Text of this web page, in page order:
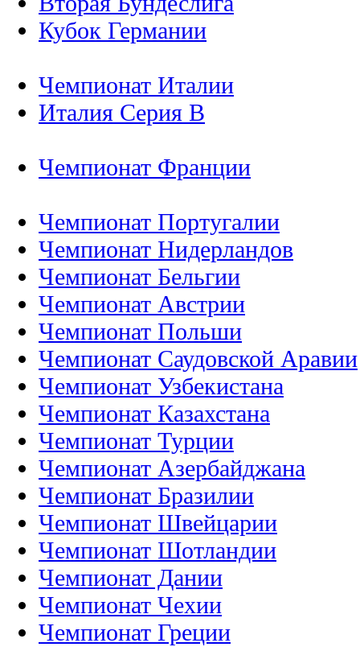
Кубок Германии
Чемпионат Италии
Италия Серия B
Чемпионат Франции
Чемпионат Португалии
Чемпионат Нидерландов
Чемпионат Бельгии
Чемпионат Австрии
Чемпионат Польши
Чемпионат Саудовской Аравии
Чемпионат Узбекистана
Чемпионат Казахстана
Чемпионат Турции
Чемпионат Азербайджана
Чемпионат Бразилии
Чемпионат Швейцарии
Чемпионат Шотландии
Чемпионат Дании
Чемпионат Чехии
Чемпионат Греции